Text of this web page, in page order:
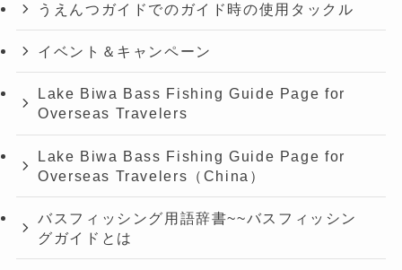
うえんつガイドでのガイド時の使用タックル
イベント＆キャンペーン
Lake Biwa Bass Fishing Guide Page for
Overseas Travelers
Lake Biwa Bass Fishing Guide Page for
Overseas Travelers（China）
バスフィッシング用語辞書~~バスフィッシン
グガイドとは